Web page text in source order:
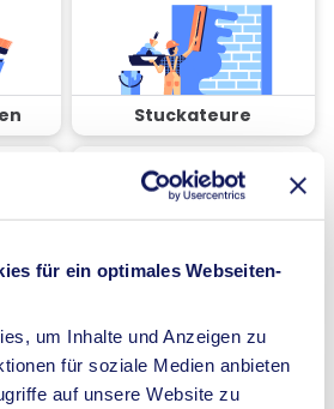
für ein optimales Webseiten-
um Inhalte und Anzeigen zu
für soziale Medien anbieten
auf unsere Website zu
Stuckateure
Spezialisten für